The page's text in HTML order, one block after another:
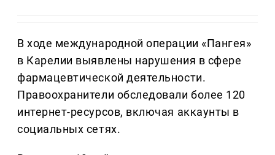
В ходе международной операции «Пангея»
в Карелии выявлены нарушения в сфере
фармацевтической деятельности.
Правоохранители обследовали более 120
интернет-ресурсов, включая аккаунты в
социальных сетях.